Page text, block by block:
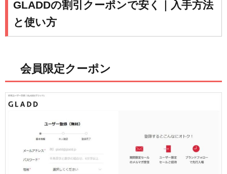
GLADDの割引クーポンで安く｜入手方法
と使い方
会員限定クーポン